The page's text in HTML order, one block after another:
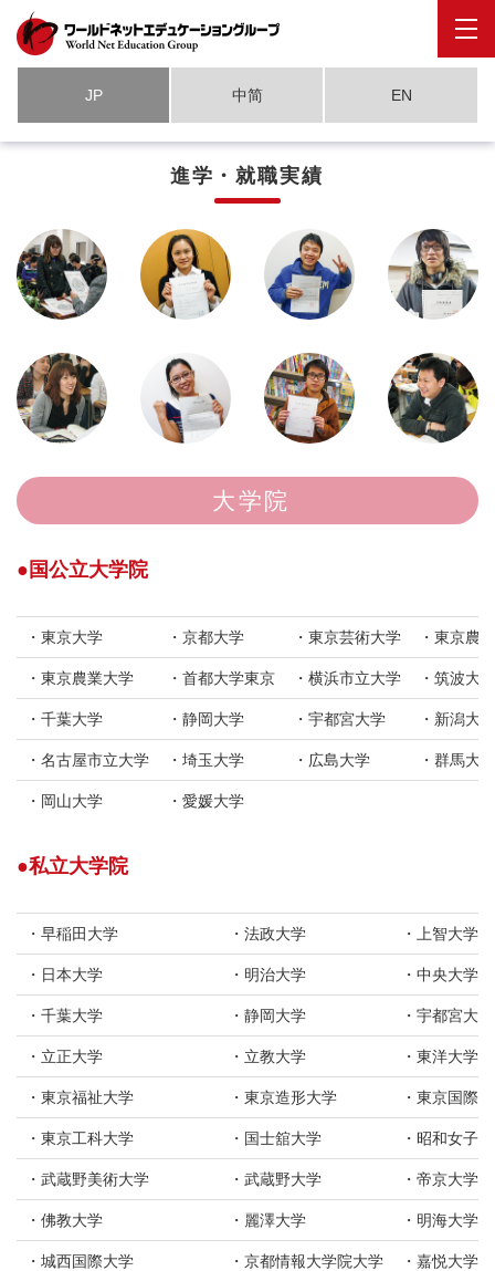
JP 中简 EN
進学・就職実績
大学院
国公立大学院
東京大学 京都大学 東京芸術大学 東京農
東京農業大学 首都大学東京 横浜市立大学 筑波大学
千葉大学 静岡大学 宇都宮大学 新潟大学
名古屋市立大学 埼玉大学 広島大学 群馬大学
岡山大学 愛媛大学
私立大学院
早稲田大学 法政大学 上智大学
日本大学 明治大学 中央大学
千葉大学 静岡大学 宇都宮大学
立正大学 立教大学 東洋大学
東京福祉大学 東京造形大学 東京国際
東京工科大学 国士舘大学 昭和女子
武蔵野美術大学 武蔵野大学 帝京大学
佛教大学 麗澤大学 明海大学
城西国際大学 京都情報大学院大学 嘉悦大学